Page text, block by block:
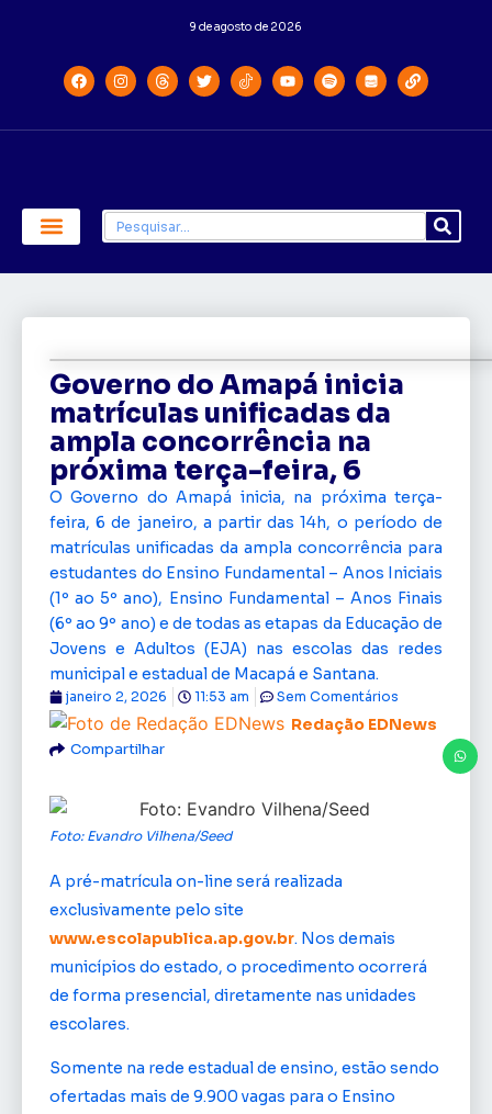
9 de agosto de 2026
Governo do Amapá inicia
matrículas unificadas da
ampla concorrência na
próxima terça-feira, 6
O Governo do Amapá inicia, na próxima terça-
feira, 6 de janeiro, a partir das 14h, o período de
matrículas unificadas da ampla concorrência para
estudantes do Ensino Fundamental – Anos Iniciais
(1º ao 5º ano), Ensino Fundamental – Anos Finais
(6º ao 9º ano) e de todas as etapas da Educação de
Jovens e Adultos (EJA) nas escolas das redes
municipal e estadual de Macapá e Santana.
Redação EDNews
janeiro 2, 2026 11:53 am Sem Comentários
Compartilhar
Foto: Evandro Vilhena/Seed
A pré-matrícula on-line será realizada
exclusivamente pelo site
www.escolapublica.ap.gov.br. Nos demais
municípios do estado, o procedimento ocorrerá
de forma presencial, diretamente nas unidades
escolares.
Somente na rede estadual de ensino, estão sendo
ofertadas mais de 9.900 vagas para o Ensino